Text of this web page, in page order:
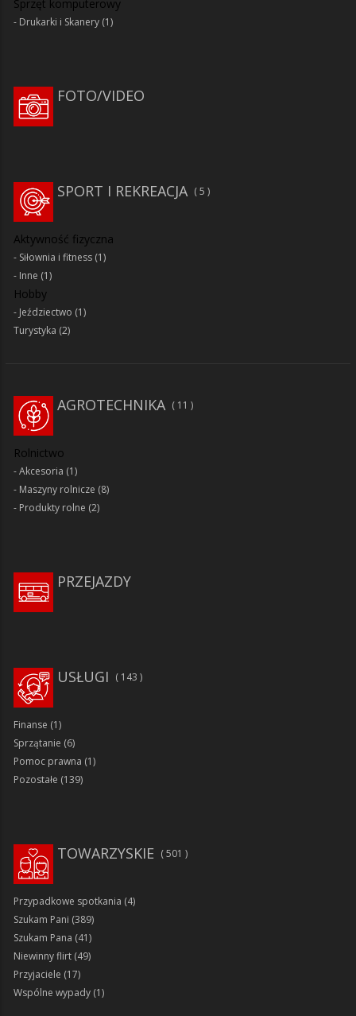
Sprzęt komputerowy
Drukarki i Skanery (1)
FOTO/VIDEO
SPORT I REKREACJA 5
Aktywność fizyczna
Siłownia i fitness (1)
Inne (1)
Hobby
Jeździectwo (1)
Turystyka (2)
AGROTECHNIKA 11
Rolnictwo
Akcesoria (1)
Maszyny rolnicze (8)
Produkty rolne (2)
PRZEJAZDY
143
USŁUGI
Finanse (1)
Sprzątanie (6)
Pomoc prawna (1)
Pozostałe (139)
TOWARZYSKIE 501
Przypadkowe spotkania (4)
Szukam Pani (389)
Szukam Pana (41)
Niewinny flirt (49)
Przyjaciele (17)
Wspólne wypady (1)